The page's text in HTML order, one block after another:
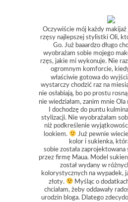
Oczywiście mój każdy
rzęsy najlepszej stylistki Oli,
Go. Już baaardzo długo
wyobrażam sobie mojego
rzęs, jakie mi wykonuje. Nie
ogromnym komforcie,
właściwie gotowa do
wystarczy chodzić raz na
nie osłabiają, bo po prostu
nie wiedziałam, zanim mnie Ola
I dochodzę do puntu
stylizacji. Nie wyobrażałam
niż podkreślenie
lookiem.
Już pewnie
kolor i sukienka,
sobie została zaprojektowana
przez firmę Maua. Model
został wydany w
kolorystycznych na wypadek,
złoty.
Myśląc o
chciałam, żeby oddawały
urodzin bloga. Dlatego